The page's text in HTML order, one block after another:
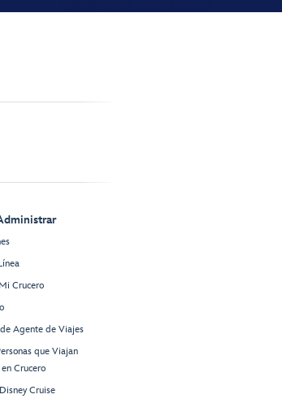
Crucero
Agente de Viajes
que Viajan
Crucero
Cruise